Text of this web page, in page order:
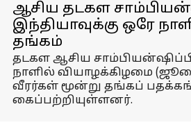
ஆசிய தடகள
இந்தியாவுக்கு ஒரே
தங்கம்
தடகள ஆசிய
நாளில் வியாழக்கிழமை
வீரர்கள் மூன்று தங்கப்
கைப்பற்றியுள்ளனர்.